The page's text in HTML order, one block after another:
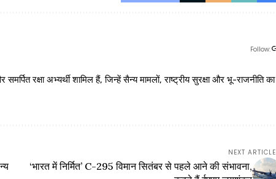
Follow:
रक्षा अभ्यर्थी शामिल हैं, जिन्हें सैन्य मामलों, राष्ट्रीय सुरक्षा और भू-राजनीति का
NEXT ARTICLE
‘भारत में निर्मित’ C-295 विमान सितंबर से पहले आने की संभावना,